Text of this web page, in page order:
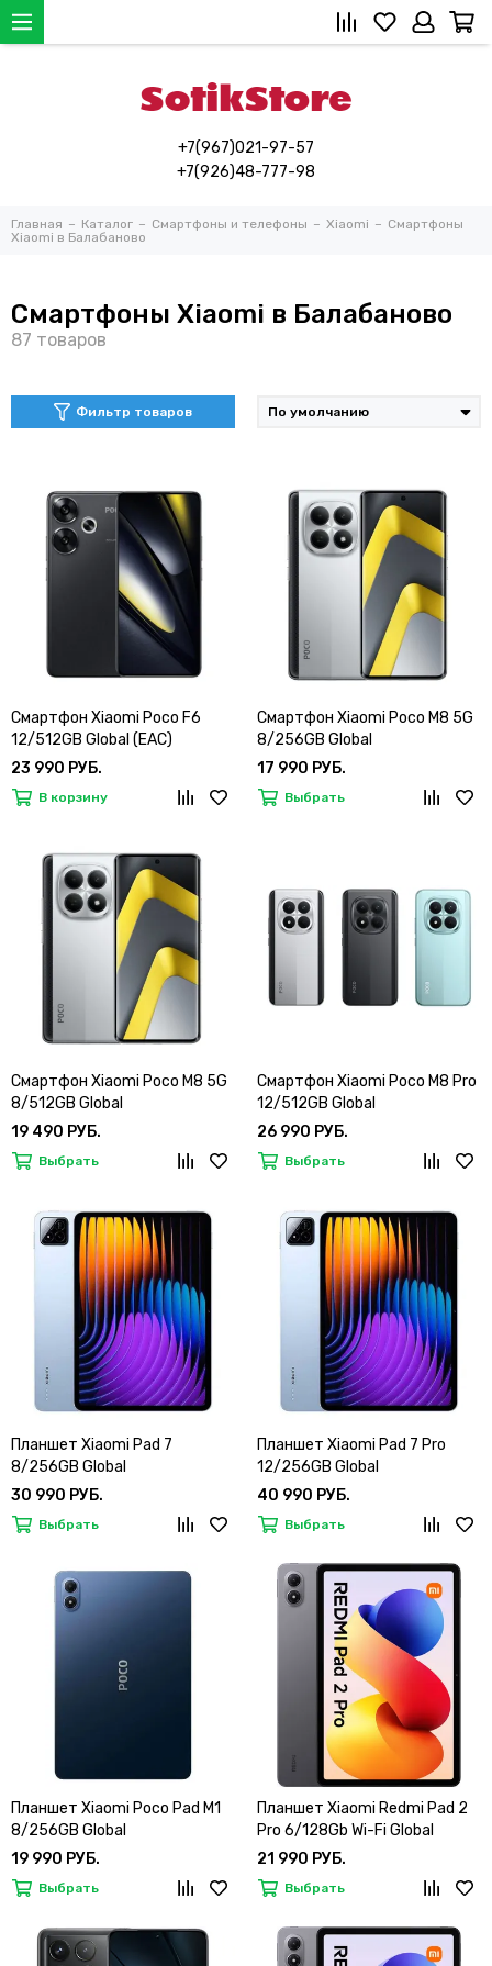
+7(967)021-97-57
+7(926)48-777-98
Главная Каталог Смартфоны и телефоны Xiaomi
Смартфоны
Xiaomi в Балабаново
Смартфоны Xiaomi в Балабаново
Фильтр товаров
Смартфон Xiaomi Poco F6
12/512GB Global (EAC)
23 990 РУБ.
В корзину
Смартфон Xiaomi Poco M8 5G
8/256GB Global
17 990 РУБ.
Выбрать
Смартфон Xiaomi Poco M8 5G
8/512GB Global
19 490 РУБ.
Выбрать
Смартфон Xiaomi Poco M8 Pro
12/512GB Global
26 990 РУБ.
Выбрать
Планшет Xiaomi Pad 7
8/256GB Global
30 990 РУБ.
Выбрать
Планшет Xiaomi Pad 7 Pro
12/256GB Global
40 990 РУБ.
Выбрать
Планшет Xiaomi Poco Pad M1
8/256GB Global
19 990 РУБ.
Выбрать
Планшет Xiaomi Redmi Pad 2
Pro 6/128Gb Wi-Fi Global
21 990 РУБ.
Выбрать